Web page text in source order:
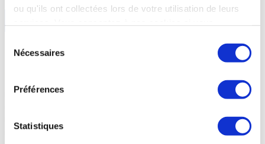
ou qu'ils ont collectées lors de votre utilisation de leurs
Nécessaires
Préférences
Statistiques
Le bruxisme se caractérise par le fait de grincer des dents ou serrer
psychologique à travers la prise en charge globale de la cure thermale.